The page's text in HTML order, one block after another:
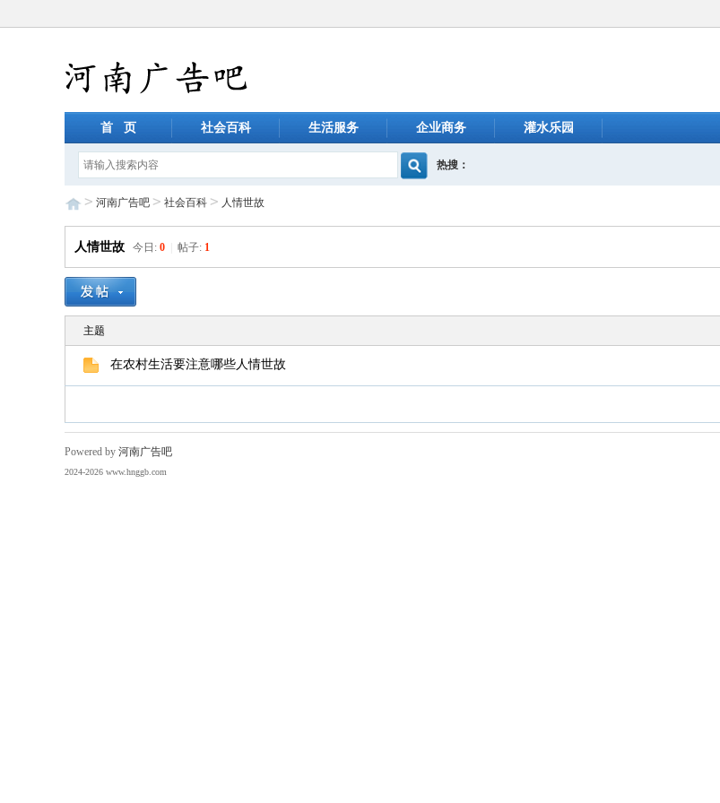
首 页 社会百科 生活服务 企业商务 灌水乐园
热搜：
> 河南广告吧 > 社会百科 > 人情世故
人情世故 今日: 0 帖子: 1
主题
在农村生活要注意哪些人情世故
Powered by 河南广告吧
2024-2026 www.hnggb.com